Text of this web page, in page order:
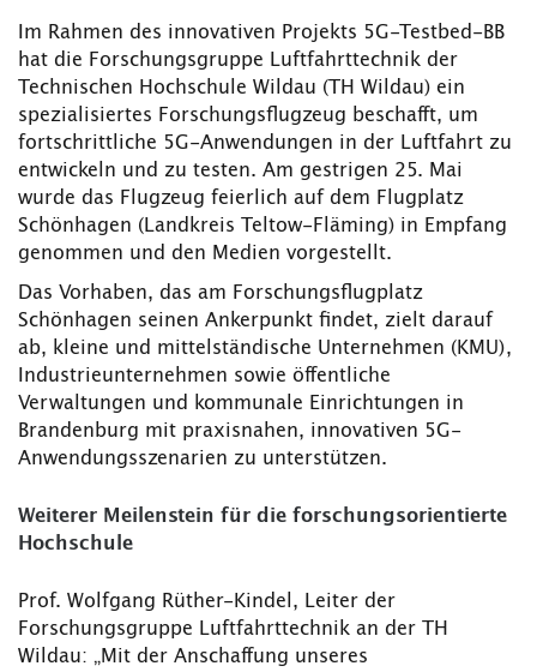
Im Rahmen des innovativen Projekts 5G-Testbed-BB
hat die Forschungsgruppe Luftfahrttechnik der
Technischen Hochschule Wildau (TH Wildau) ein
spezialisiertes Forschungsflugzeug beschafft, um
fortschrittliche 5G-Anwendungen in der Luftfahrt zu
entwickeln und zu testen. Am gestrigen 25. Mai
wurde das Flugzeug feierlich auf dem Flugplatz
Schönhagen (Landkreis Teltow-Fläming) in Empfang
genommen und den Medien vorgestellt.
Das Vorhaben, das am Forschungsflugplatz
Schönhagen seinen Ankerpunkt findet, zielt darauf
ab, kleine und mittelständische Unternehmen (KMU),
Industrieunternehmen sowie öffentliche
Verwaltungen und kommunale Einrichtungen in
Brandenburg mit praxisnahen, innovativen 5G-
Anwendungsszenarien zu unterstützen.
Weiterer Meilenstein für die forschungsorientierte
Hochschule
Prof. Wolfgang Rüther-Kindel, Leiter der
Forschungsgruppe Luftfahrttechnik an der TH
Wildau: „Mit der Anschaffung unseres